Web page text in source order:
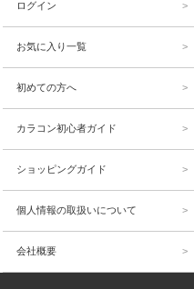
ログイン
お気に入り一覧
初めての方へ
カラコン初心者ガイド
ショッピングガイド
個人情報の取扱いについて
会社概要